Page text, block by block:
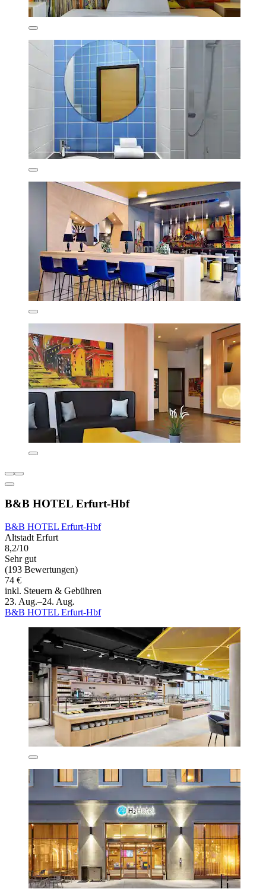
B&B HOTEL Erfurt-Hbf
B&B HOTEL Erfurt-Hbf
Altstadt Erfurt
8,2/10
Sehr gut
(193 Bewertungen)
74 €
inkl. Steuern & Gebühren
23. Aug.–24. Aug.
B&B HOTEL Erfurt-Hbf